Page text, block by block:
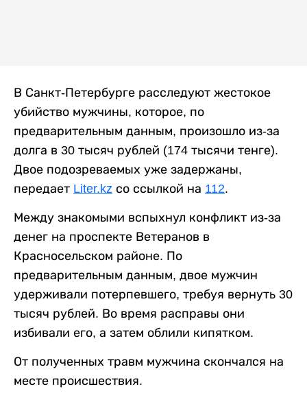
В Санкт-Петербурге расследуют жестокое
убийство мужчины, которое, по
предварительным данным, произошло из-за
долга в 30 тысяч рублей (174 тысячи тенге).
Двое подозреваемых уже задержаны,
передает Liter.kz со ссылкой на 112.
Между знакомыми вспыхнул конфликт из-за
денег на проспекте Ветеранов в
Красносельском районе. По
предварительным данным, двое мужчин
удерживали потерпевшего, требуя вернуть 30
тысяч рублей. Во время расправы они
избивали его, а затем облили кипятком.
От полученных травм мужчина скончался на
месте происшествия.